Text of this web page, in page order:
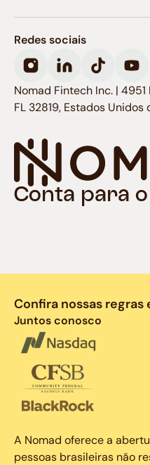
Conta para
Redes sociais
Nomad Fintech Inc. |
FL 32819, Estados Unidos
Confira nossas
Juntos conosco
A Nomad oferece a
pessoas brasileiras não